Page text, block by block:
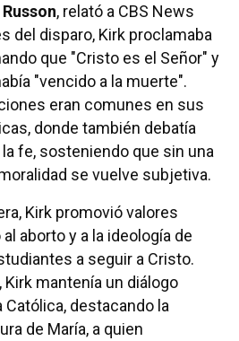
, relató a CBS News
del disparo, Kirk proclamaba
que "Cristo es el Señor" y
"vencido a la muerte".
eran comunes en sus
donde también debatía
fe, sosteniendo que sin una
se vuelve subjetiva.
Kirk promovió valores
aborto y a la ideología de
a seguir a Cristo.
mantenía un diálogo
destacando la
de María, a quien